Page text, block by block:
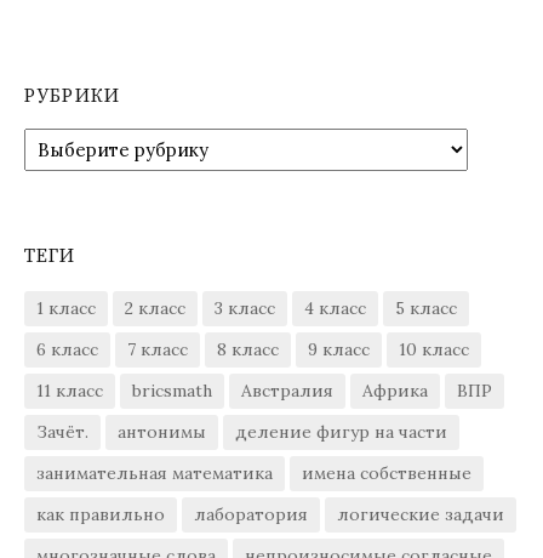
РУБРИКИ
Рубрики
ТЕГИ
1 класс 2 класс 3 класс 4 класс
5 класс
6 класс
7 класс 8 класс 9 класс
10 класс
11 класс
bricsmath Австралия Африка
ВПР
Зачёт.
антонимы
деление фигур на части
занимательная математика
имена собственные
как правильно
лаборатория
логические задачи